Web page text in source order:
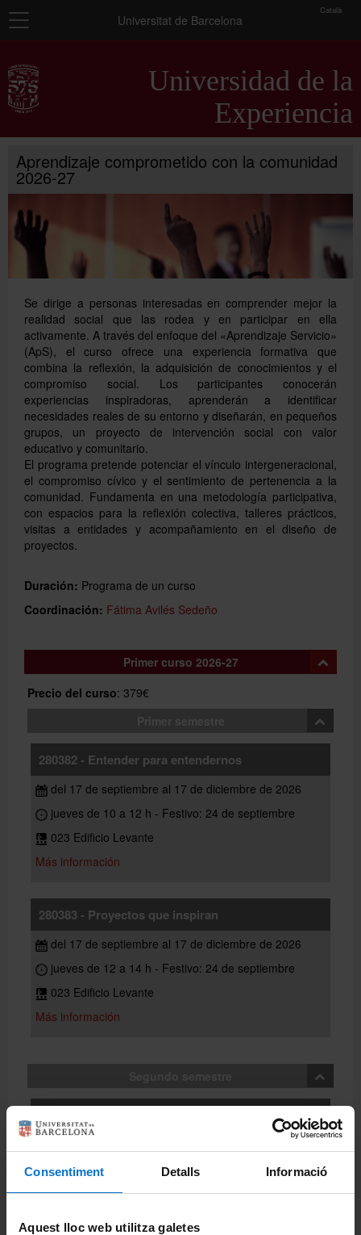
Consentiment Detalls Informació
Aquest lloc web utilitza galetes
Navegación Universitat de Barcelona
toolbar
Català
Universidad de la
Experiencia
Presentación
Programas universitarios
Seminarios
Actividades complementarias
Aprendizaje comprometido con la comunidad
2026-27
Se dirige a personas interesadas en comprender mejor la
realidad social que las rodea y en participar en ella
activamente. A través del enfoque del «Aprendizaje Servicio»
(ApS), el curso ofrece una experiencia formativa que
combina la reflexión, la adquisición de conocimientos y el
compromiso social. Los participantes conocerán
experiencias inspiradoras, aprenderán a identificar
necesidades reales de su entorno y diseñarán, en pequeños
grupos, un proyecto de intervención social con valor
educativo y comunitario.
El programa pretende potenciar el vínculo intergeneracional,
el compromiso cívico y el sentimiento de pertenencia a la
comunidad. Fundamenta en una metodología participativa,
con espacios para la reflexión colectiva, talleres prácticos,
visitas a entidades y acompañamiento en el diseño de
proyectos.
Duración: Programa de un curso
Coordinación: Fátima Avilés Sedeño
Primer curso 2026-27
Precio del curso: 379€
280382 - Entender para entendernos
del 17 de septiembre al 17 de diciembre de 2026
jueves de 10 a 12 h - Festivo: 24 de septiembre
023 Edificio Levante
Más información
280383 - Proyectos que inspiran
del 17 de septiembre al 17 de diciembre de 2026
jueves de 12 a 14 h - Festivo: 24 de septiembre
023 Edificio Levante
Más información
280384 - Diseñamos un proyecto con sentido
jueves de 10 a 12 h - Festivo: 25 de marzo
023 Edificioi Levante